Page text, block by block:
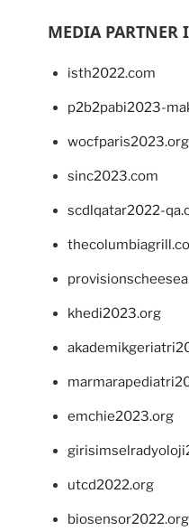
MEDIA PARTNER
isth2022.com
p2b2pabi2023-
wocfparis2023.org
sinc2023.com
scdlqatar2022-
khedi2023.org
emchie2023.org
utcd2022.org
biosensor2022.org